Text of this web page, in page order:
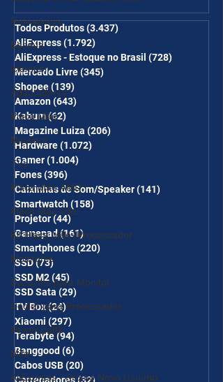
Roteadores
Baseus
iclamper
Adaptadores
Placa Mãe
Nuuvem
TVs
Placa Mãe AMD
Placa Mãe Intel
Kit Placa Mãe+Processador
Monitores
Suportes para Monitor
Cooler para Processador
Power Bank
Mifa
AliExpress - Promo Novo Usuário
desc em 6 itens/R$25 de
desc em 10 itens) OS
CUPONS SÃO VÁLIDOS NO
COMBO
Todos Produtos(3.437)
AliExpress(1.792)
AliExpress - Estoque no Brasil (728)
Mercado Livre(345)
Shopee(139)
Amazon(643)
Kabum(62)
Magazine Luiza (206)
Hardware(1.072)
Gamer(1.004)
Fones(396)
Caixinhas de Som/Speaker(141)
Smartwatch(158)
Projetor(44)
Gamepad(161)161 posts
Smartphones(220)
SSD(73)
SSD M2(45) 45 posts
SSD Sata (29)
TV Box(24)24 posts
Xiaomi (297)
Terabyte(94)
Banggood (6)
Cabos USB(20)
Carregadores(32) 32 posts